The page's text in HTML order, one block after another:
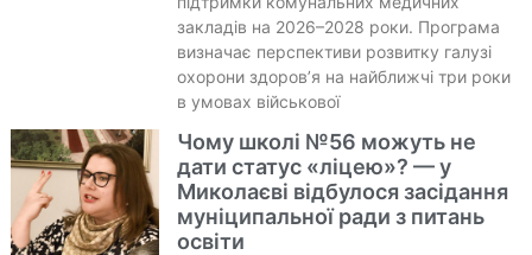
закладів на 2026–2028 роки. Програма
визначає перспективи розвитку галузі
охорони здоров’я на найближчі три роки
в умовах військової
Чому школі №56 можуть не
дати статус «ліцею»? — у
Миколаєві відбулося засідання
муніципальної ради з питань
освіти